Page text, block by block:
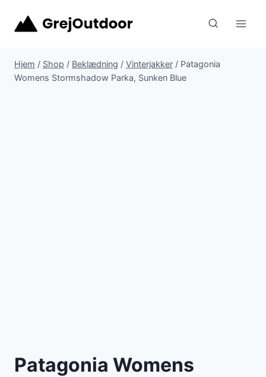
Hjem / Shop / Beklædning / Vinterjakker / Patagonia
Womens Stormshadow Parka, Sunken Blue
Patagonia Womens